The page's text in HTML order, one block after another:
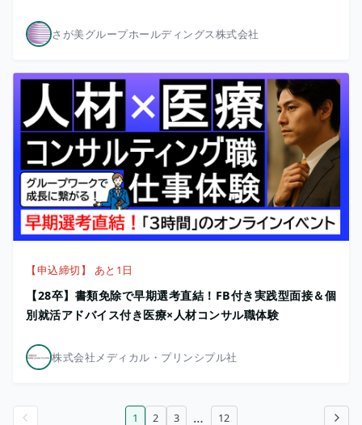
さが美グループホールディングス株式会社
【申込締切】 あと1日
【28卒】書類免除で早期選考直結！FB付き実践型面接＆個
別就活アドバイス付き医療×人材コンサル職体験
株式会社メディカル・プリンシプル社
1 2 3 …
12